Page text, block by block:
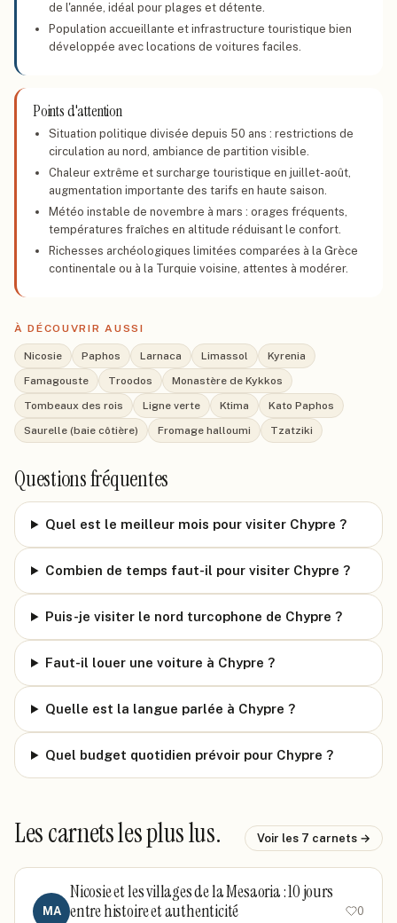
de l'année, idéal pour plages et détente.
Population accueillante et infrastructure touristique bien
développée avec locations de voitures faciles.
Points d'attention
Situation politique divisée depuis 50 ans : restrictions de
circulation au nord, ambiance de partition visible.
Chaleur extrême et surcharge touristique en juillet-août,
augmentation importante des tarifs en haute saison.
Météo instable de novembre à mars : orages fréquents,
températures fraîches en altitude réduisant le confort.
Richesses archéologiques limitées comparées à la Grèce
continentale ou à la Turquie voisine, attentes à modérer.
À DÉCOUVRIR AUSSI
Nicosie Paphos Larnaca Limassol
Kyrenia
Famagouste
Troodos
Monastère de Kykkos
Tombeaux des rois
Ligne verte Ktima
Kato Paphos
Saurelle (baie côtière)
Fromage halloumi Tzatziki
Questions fréquentes
Quel est le meilleur mois pour visiter Chypre ?
Combien de temps faut-il pour visiter Chypre ?
Puis-je visiter le nord turcophone de Chypre ?
Faut-il louer une voiture à Chypre ?
Quelle est la langue parlée à Chypre ?
Quel budget quotidien prévoir pour Chypre ?
Les carnets les plus lus. Voir les 7 carnets →
MA
Nicosie et les villages de la Mesaoria : 10 jours
entre histoire et authenticité
0